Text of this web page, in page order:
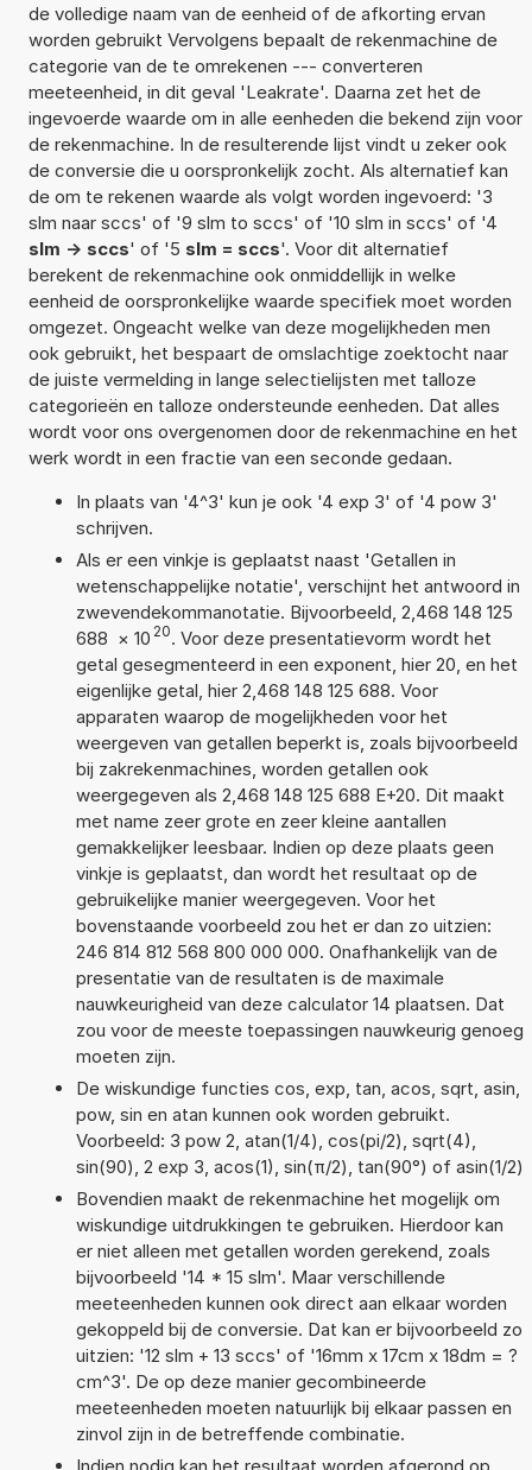
de volledige naam van de eenheid of de afkorting ervan
worden gebruikt Vervolgens bepaalt de rekenmachine de
categorie van de te omrekenen --- converteren
meeteenheid, in dit geval 'Leakrate'. Daarna zet het de
ingevoerde waarde om in alle eenheden die bekend zijn voor
de rekenmachine. In de resulterende lijst vindt u zeker ook
de conversie die u oorspronkelijk zocht. Als alternatief kan
de om te rekenen waarde als volgt worden ingevoerd: '3
slm naar sccs' of '9 slm to sccs' of '10 slm in sccs' of '4
slm -> sccs' of '5 slm = sccs'. Voor dit alternatief
berekent de rekenmachine ook onmiddellijk in welke
eenheid de oorspronkelijke waarde specifiek moet worden
omgezet. Ongeacht welke van deze mogelijkheden men
ook gebruikt, het bespaart de omslachtige zoektocht naar
de juiste vermelding in lange selectielijsten met talloze
categorieën en talloze ondersteunde eenheden. Dat alles
wordt voor ons overgenomen door de rekenmachine en het
werk wordt in een fractie van een seconde gedaan.
In plaats van '4^3' kun je ook '4 exp 3' of '4 pow 3'
schrijven.
Als er een vinkje is geplaatst naast 'Getallen in
wetenschappelijke notatie', verschijnt het antwoord in
zwevendekommanotatie. Bijvoorbeeld, 2,468 148 125
688 × 10 20. Voor deze presentatievorm wordt het
getal gesegmenteerd in een exponent, hier 20, en het
eigenlijke getal, hier 2,468 148 125 688. Voor
apparaten waarop de mogelijkheden voor het
weergeven van getallen beperkt is, zoals bijvoorbeeld
bij zakrekenmachines, worden getallen ook
weergegeven als 2,468 148 125 688 E+20. Dit maakt
met name zeer grote en zeer kleine aantallen
gemakkelijker leesbaar. Indien op deze plaats geen
vinkje is geplaatst, dan wordt het resultaat op de
gebruikelijke manier weergegeven. Voor het
bovenstaande voorbeeld zou het er dan zo uitzien:
246 814 812 568 800 000 000. Onafhankelijk van de
presentatie van de resultaten is de maximale
nauwkeurigheid van deze calculator 14 plaatsen. Dat
zou voor de meeste toepassingen nauwkeurig genoeg
moeten zijn.
De wiskundige functies cos, exp, tan, acos, sqrt, asin,
pow, sin en atan kunnen ook worden gebruikt.
Voorbeeld: 3 pow 2, atan(1/4), cos(pi/2), sqrt(4),
sin(90), 2 exp 3, acos(1), sin(π/2), tan(90°) of asin(1/2)
Bovendien maakt de rekenmachine het mogelijk om
wiskundige uitdrukkingen te gebruiken. Hierdoor kan
er niet alleen met getallen worden gerekend, zoals
bijvoorbeeld '14 * 15 slm'. Maar verschillende
meeteenheden kunnen ook direct aan elkaar worden
gekoppeld bij de conversie. Dat kan er bijvoorbeeld zo
uitzien: '12 slm + 13 sccs' of '16mm x 17cm x 18dm = ?
cm^3'. De op deze manier gecombineerde
meeteenheden moeten natuurlijk bij elkaar passen en
zinvol zijn in de betreffende combinatie.
Indien nodig kan het resultaat worden afgerond op